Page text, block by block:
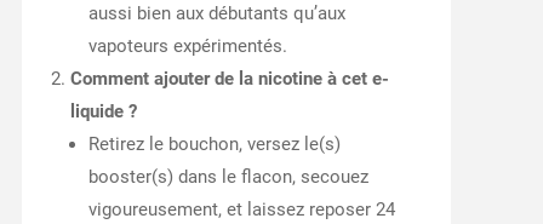
aussi bien aux débutants qu’aux
vapoteurs expérimentés.
Comment ajouter de la nicotine à cet e-
liquide ?
Retirez le bouchon, versez le(s)
booster(s) dans le flacon, secouez
vigoureusement, et laissez reposer 24